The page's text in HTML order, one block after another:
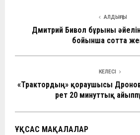
b
o
s
A
p
gr
a
m
C
h
at
АЛДЫҢҒЫ
Дмитрий Бивол бұрынғы
бойынша сотта
КЕЛЕСІ
«Трактордың» қорғаушысы
рет 20 минуттық
ҰҚСАС МАҚАЛАЛАР